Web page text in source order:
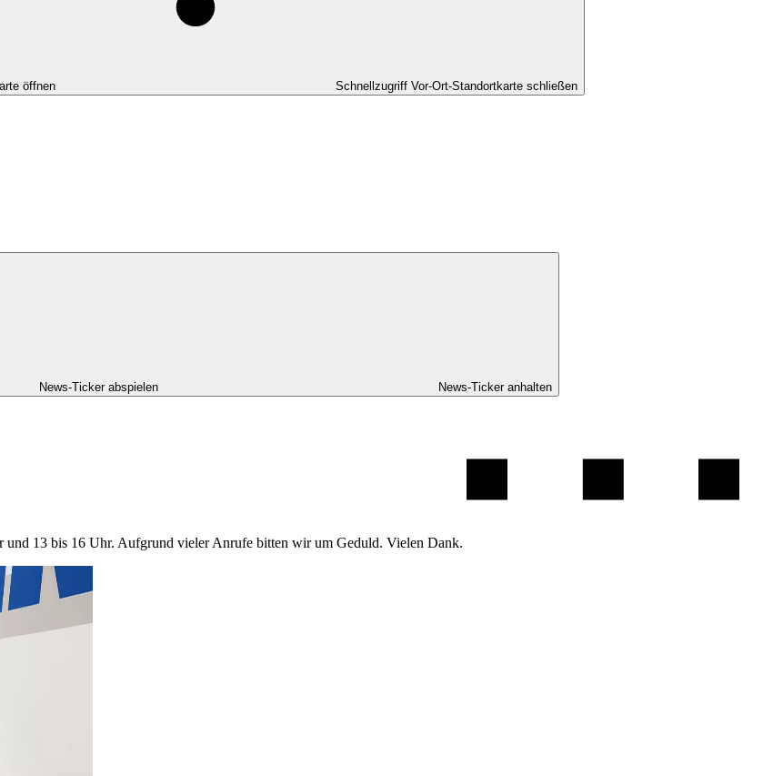
öffnen Schnellzugriff Vor-Ort-Standortkarte schließen
News-Ticker abspielen News-Ticker anhalten
13 bis 16 Uhr. Aufgrund vieler Anrufe bitten wir um Geduld. Vielen Dank.